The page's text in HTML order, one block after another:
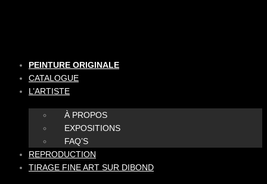
PEINTURE ORIGINALE
CATALOGUE
L’ARTISTE
À PROPOS
EXPOSITIONS
FAQ’S
REPRODUCTION
TIRAGE FINE ART SUR DIBOND